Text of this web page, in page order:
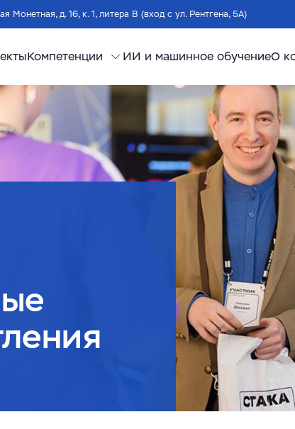
Монетная, д. 16, к. 1, литера В (вход с ул. Рентгена, 5А)
Компетенции ИИ и машинное обучениеО